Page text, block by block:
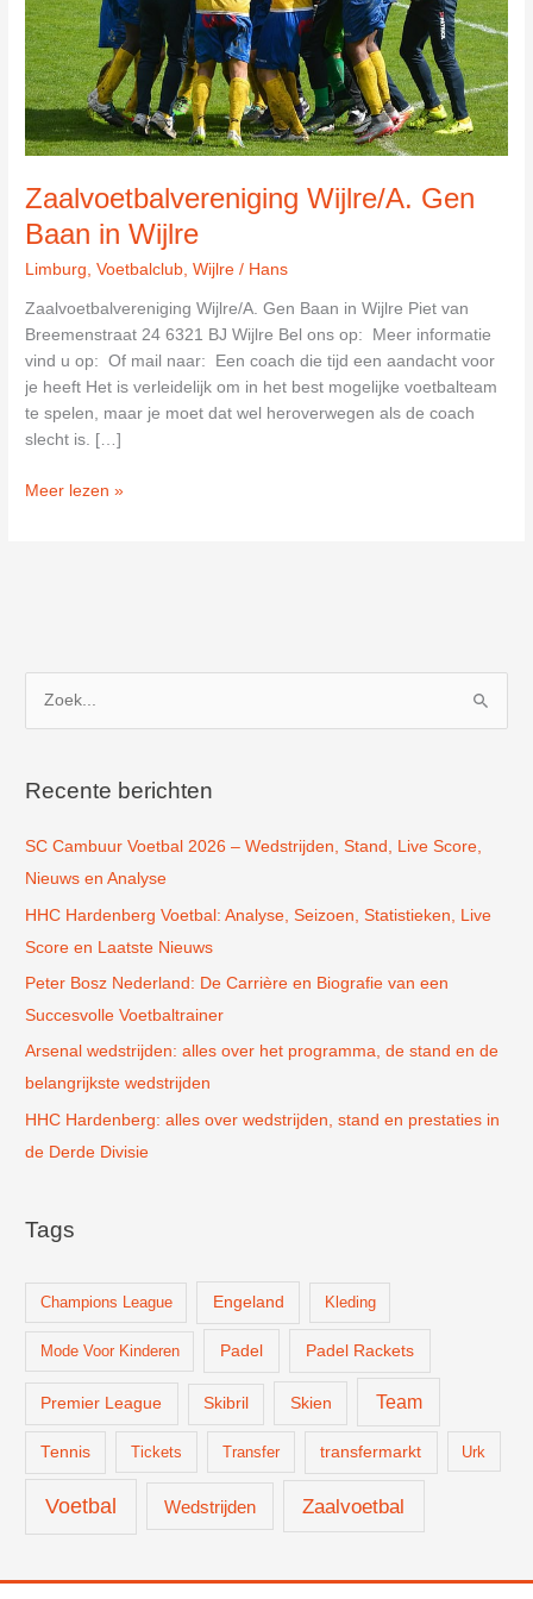
Zaalvoetbalvereniging Wijlre/A. Gen
Baan in Wijlre
Limburg ,Voetbalclub ,Wijlre / Hans
Zaalvoetbalvereniging Wijlre/A. Gen Baan in Wijlre Piet van
Breemenstraat 24 6321 BJ Wijlre Bel ons op: Meer informatie
vind u op: Of mail naar: Een coach die tijd een aandacht voor
je heeft Het is verleidelijk om in het best mogelijke voetbalteam
te spelen, maar je moet dat wel heroverwegen als de coach
slecht is. […]
Zaalvoetbalvereniging
Meer lezen »
k
a
a
r
:
Recente berichten
SC Cambuur Voetbal 2026 – Wedstrijden, Stand, Live Score,
Nieuws en Analyse
HHC Hardenberg Voetbal: Analyse, Seizoen, Statistieken, Live
Score en Laatste Nieuws
Peter Bosz Nederland: De Carrière en Biografie van een
Succesvolle Voetbaltrainer
Arsenal wedstrijden: alles over het programma, de stand en de
belangrijkste wedstrijden
HHC Hardenberg: alles over wedstrijden, stand en prestaties in
de Derde Divisie
Tags
Champions League Engeland Kleding
Mode Voor Kinderen Padel Padel Rackets
Premier League Skibril Skien Team
Tennis Tickets Transfer transfermarkt Urk
Voetbal Wedstrijden Zaalvoetbal